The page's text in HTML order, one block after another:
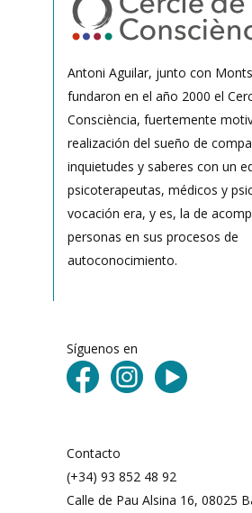
Antoni Aguilar, junto con
fundaron en el año 2000 el
Consciència, fuertemente
realización del sueño de
inquietudes y saberes con un
psicoterapeutas, médicos y
vocación era, y es, la de
personas en sus procesos de
autoconocimiento.
Síguenos en
Contacto
(+34) 93 852 48 92
Calle de Pau Alsina 16, 08025